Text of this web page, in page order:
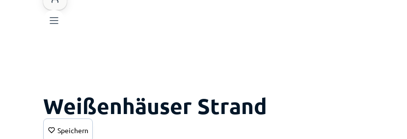
Weißenhäuser Strand
Speichern